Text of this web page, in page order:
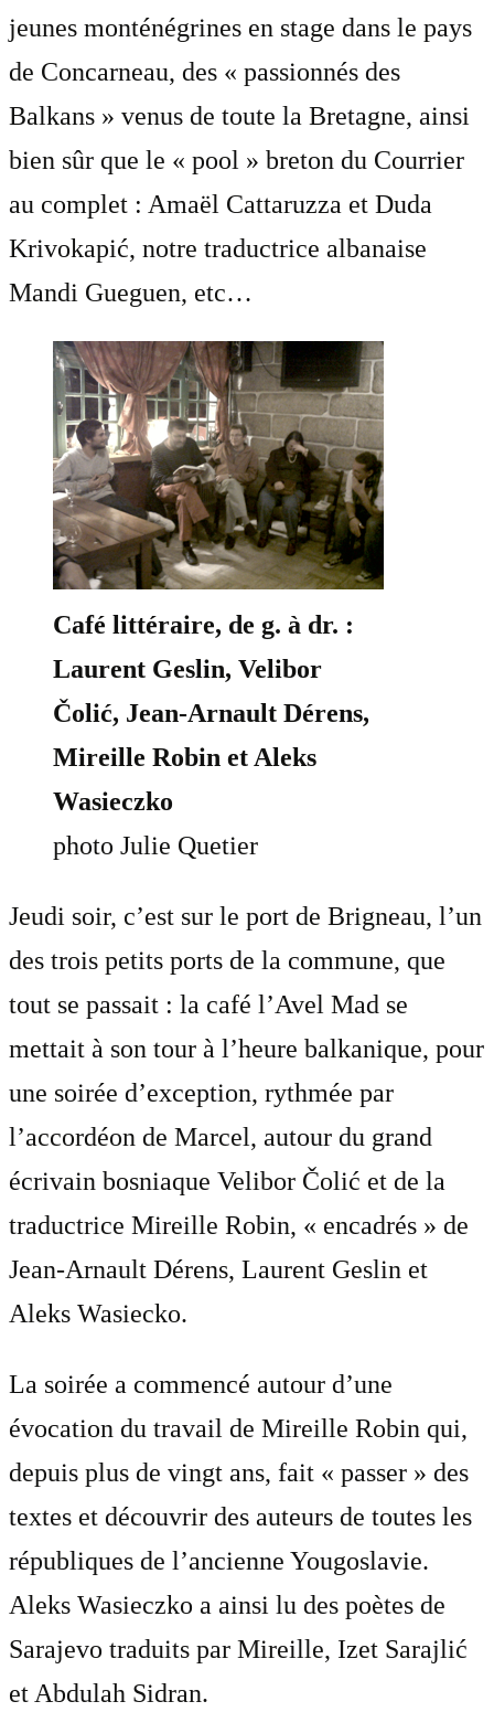
jeunes monténégrines en stage dans le pays
de Concarneau, des « passionnés des
Balkans » venus de toute la Bretagne, ainsi
bien sûr que le « pool » breton du Courrier
au complet : Amaël Cattaruzza et Duda
Krivokapić, notre traductrice albanaise
Mandi Gueguen, etc…
Café littéraire, de g. à dr. :
Laurent Geslin, Velibor
Čolić, Jean-Arnault Dérens,
Mireille Robin et Aleks
Wasieczko
photo Julie Quetier
Jeudi soir, c’est sur le port de Brigneau, l’un
des trois petits ports de la commune, que
tout se passait : la café l’Avel Mad se
mettait à son tour à l’heure balkanique, pour
une soirée d’exception, rythmée par
l’accordéon de Marcel, autour du grand
écrivain bosniaque Velibor Čolić et de la
traductrice Mireille Robin, « encadrés » de
Jean-Arnault Dérens, Laurent Geslin et
Aleks Wasiecko.
La soirée a commencé autour d’une
évocation du travail de Mireille Robin qui,
depuis plus de vingt ans, fait « passer » des
textes et découvrir des auteurs de toutes les
républiques de l’ancienne Yougoslavie.
Aleks Wasieczko a ainsi lu des poètes de
Sarajevo traduits par Mireille, Izet Sarajlić
et Abdulah Sidran.